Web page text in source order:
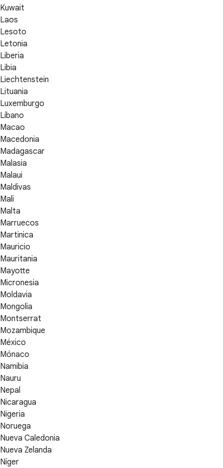
Kuwait
Laos
Lesoto
Letonia
Liberia
Libia
Liechtenstein
Lituania
Luxemburgo
Líbano
Macao
Macedonia
Madagascar
Malasia
Malaui
Maldivas
Mali
Malta
Marruecos
Martinica
Mauricio
Mauritania
Mayotte
Micronesia
Moldavia
Mongolia
Montserrat
Mozambique
México
Mónaco
Namibia
Nauru
Nepal
Nicaragua
Nigeria
Noruega
Nueva Caledonia
Nueva Zelanda
Níger